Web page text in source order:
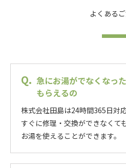
よくある
急にお湯がでなくなっ
もらえるの
株式会社田島は24時間365日対
すぐに修理・交換ができなくて
お湯を使えることができます。